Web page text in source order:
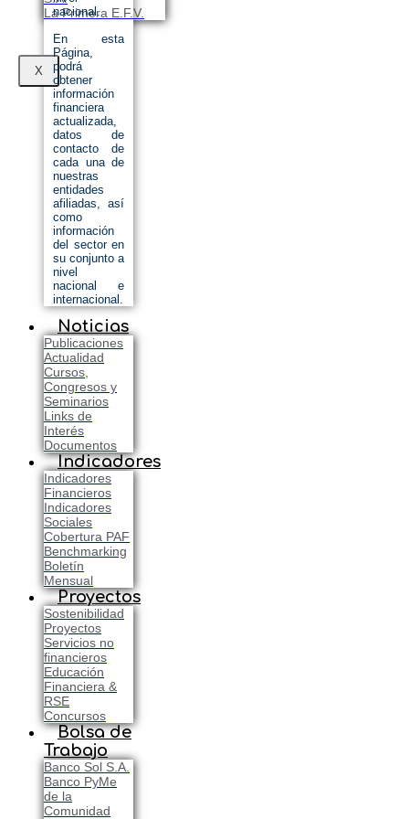
La Primera E.F.V.
X
nacional.
En esta
Página,
podrá
obtener
información
financiera
actualizada,
datos de
contacto de
cada una de
nuestras
entidades
afiliadas, así
como
información
del sector en
su conjunto a
nivel
nacional e
internacional.
Noticias
Publicaciones
Actualidad
Cursos,
Congresos y
Seminarios
Links de
Interés
Documentos
Indicadores
Indicadores
Financieros
Indicadores
Sociales
Cobertura PAF
Benchmarking
Boletín
Mensual
Proyectos
Sostenibilidad
Proyectos
Servicios no
financieros
Educación
Financiera &
RSE
Concursos
Bolsa de
Trabajo
Banco Sol S.A.
Banco PyMe
de la
Comunidad